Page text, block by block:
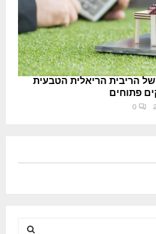
הריבית הריאלית הטבעית
פתוחים
0